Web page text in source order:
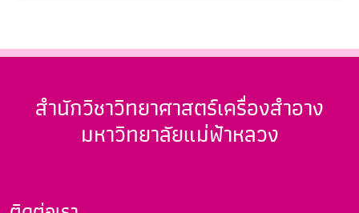
สำนักวิชาวิทยาศาสตร์เครื่องสำอาง
มหาวิทยาลัยแม่ฟ้าหลวง